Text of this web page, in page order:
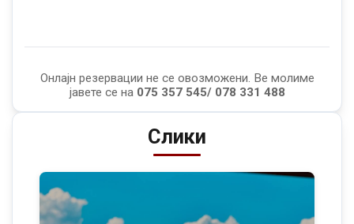
Онлајн резервации не се овозможени. Ве молиме
јавете се на 075 357 545/ 078 331 488
Слики